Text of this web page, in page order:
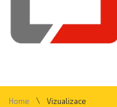
Home \ Vizualizace